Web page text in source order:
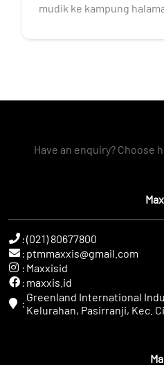
mudik ke kampung
Have an enquiry? Choose
:(021) 80677800
: ptmmaxxis@gmail.com
: Maxxisid
: maxxis.id
: Greenland International
Kelurahan, Pasirranji, Kec.